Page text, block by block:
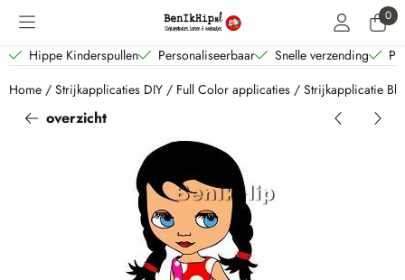
Cookievoorkeuren zijn beschikbaar. Kies instellingen of sta alle 0
Hippe Kinderspullen Personaliseerbaar Snelle verzending
Home / Strijkapplicaties DIY / Full Color applicaties / Strijkapplicatie
overzicht